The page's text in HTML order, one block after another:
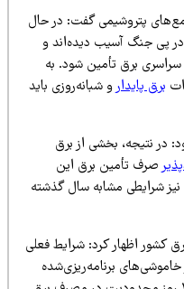
پتروشیمی گفت: در حال
جنگ آسیب دیده‌اند و
برق تأمین شود. به
پایدارو شبانه‌روزی باید
بخشی از برق
تأمین برق این
مشابه سال گذشته
اظهار کرد: شرایط فعلی
برنامه‌ریزی‌شده